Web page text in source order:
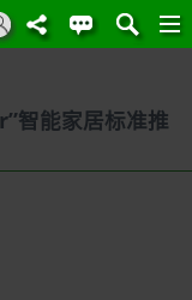
智能家居标准推